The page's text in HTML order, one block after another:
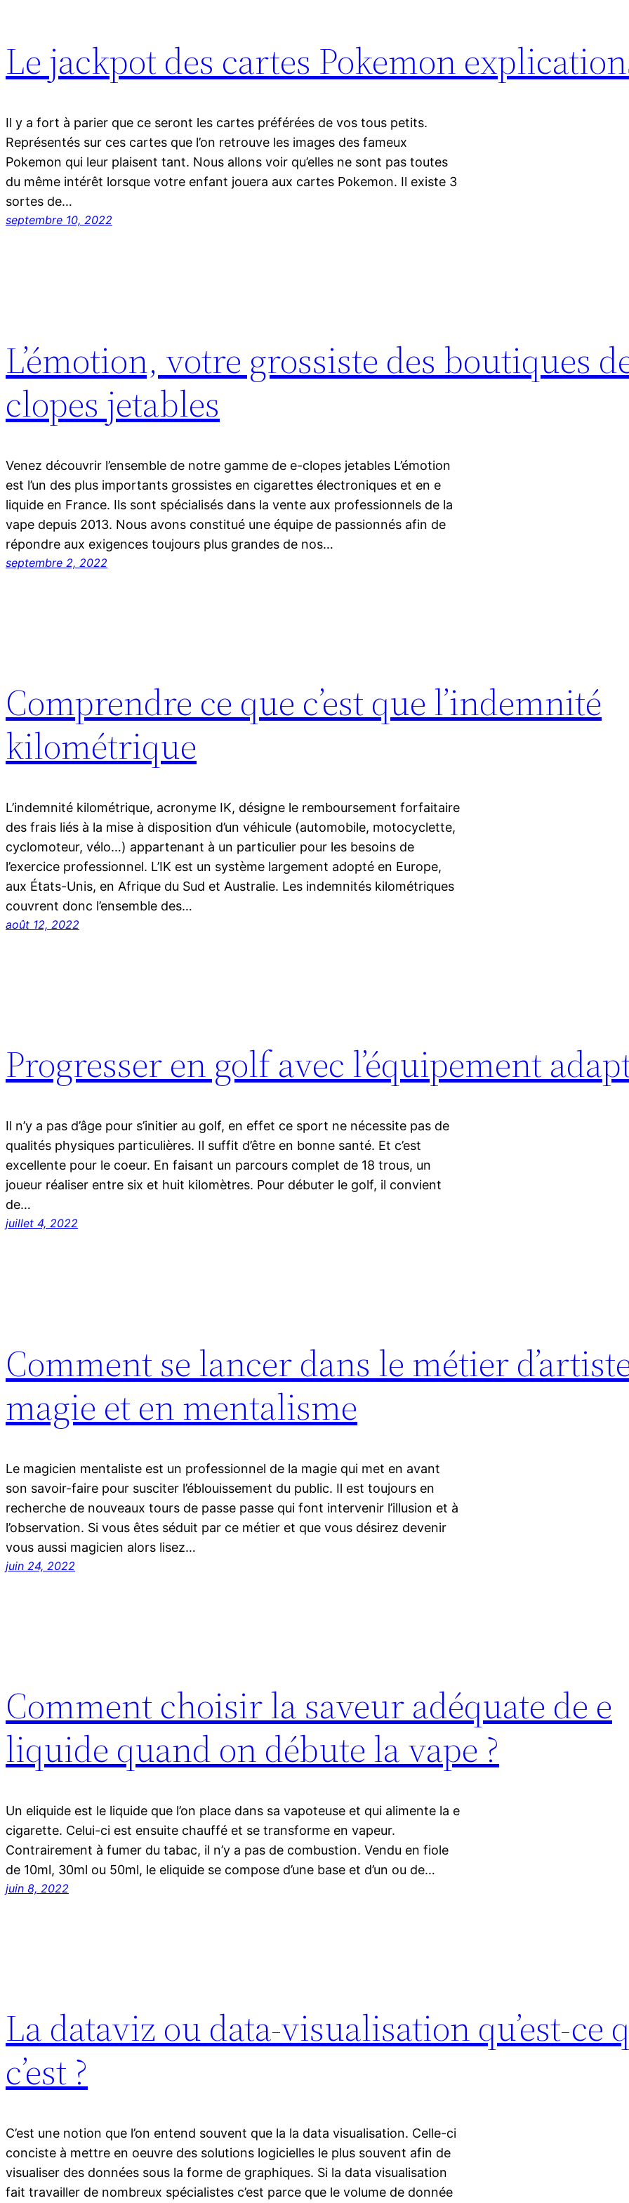
Le jackpot des cartes Pokemon
Il y a fort à parier que ce seront les cartes préférées de vos tous petits.
Représentés sur ces cartes que l’on retrouve les images des fameux
Pokemon qui leur plaisent tant. Nous allons voir qu’elles ne sont pas toutes
du même intérêt lorsque votre enfant jouera aux cartes Pokemon. Il existe 3
sortes de…
septembre 10, 2022
L’émotion, votre grossiste des boutiques
clopes jetables
Venez découvrir l’ensemble de notre gamme de e-clopes jetables L’émotion
est l’un des plus importants grossistes en cigarettes électroniques et en e
liquide en France. Ils sont spécialisés dans la vente aux professionnels de la
vape depuis 2013. Nous avons constitué une équipe de passionnés afin de
répondre aux exigences toujours plus grandes de nos…
septembre 2, 2022
Comprendre ce que c’est que l’indemnité
kilométrique
L’indemnité kilométrique, acronyme IK, désigne le remboursement forfaitaire
des frais liés à la mise à disposition d’un véhicule (automobile, motocyclette,
cyclomoteur, vélo…) appartenant à un particulier pour les besoins de
l’exercice professionnel. L’IK est un système largement adopté en Europe,
aux États-Unis, en Afrique du Sud et Australie. Les indemnités kilométriques
couvrent donc l’ensemble des…
août 12, 2022
Progresser en golf avec l’équipement
Il n’y a pas d’âge pour s’initier au golf, en effet ce sport ne nécessite pas de
qualités physiques particulières. Il suffit d’être en bonne santé. Et c’est
excellente pour le coeur. En faisant un parcours complet de 18 trous, un
joueur réaliser entre six et huit kilomètres. Pour débuter le golf, il convient
de…
juillet 4, 2022
Comment se lancer dans le métier
magie et en mentalisme
Le magicien mentaliste est un professionnel de la magie qui met en avant
son savoir-faire pour susciter l’éblouissement du public. Il est toujours en
recherche de nouveaux tours de passe passe qui font intervenir l’illusion et à
l’observation. Si vous êtes séduit par ce métier et que vous désirez devenir
vous aussi magicien alors lisez…
juin 24, 2022
Comment choisir la saveur adéquate de e
liquide quand on débute la vape ?
Un eliquide est le liquide que l’on place dans sa vapoteuse et qui alimente la e
cigarette. Celui-ci est ensuite chauffé et se transforme en vapeur.
Contrairement à fumer du tabac, il n’y a pas de combustion. Vendu en fiole
de 10ml, 30ml ou 50ml, le eliquide se compose d’une base et d’un ou de…
juin 8, 2022
La dataviz ou data-visualisation qu’est-ce
c’est ?
C’est une notion que l’on entend souvent que la la data visualisation. Celle-ci
conciste à mettre en oeuvre des solutions logicielles le plus souvent afin de
visualiser des données sous la forme de graphiques. Si la data visualisation
fait travailler de nombreux spécialistes c’est parce que le volume de donnée